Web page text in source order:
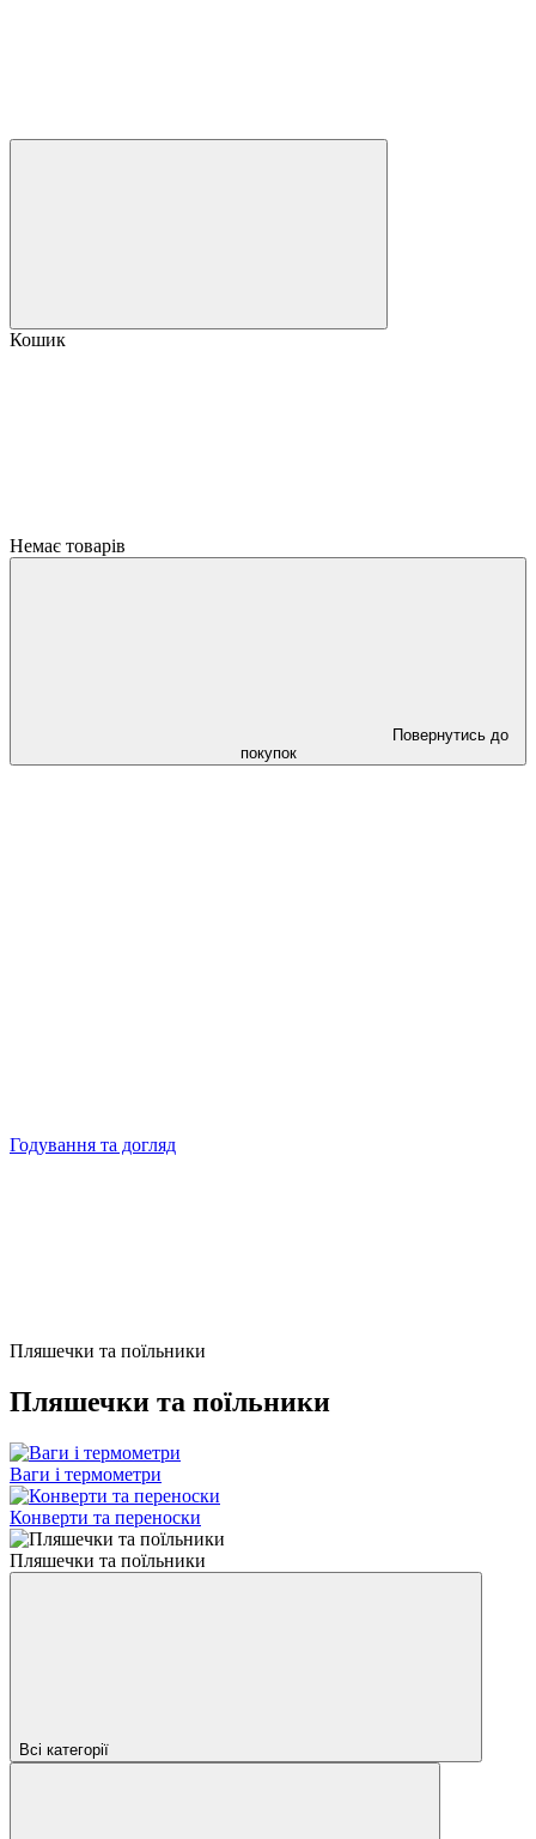
Кошик
Немає товарів
Повернутись до
покупок
Годування та догляд
Пляшечки та поїльники
Пляшечки та поїльники
Ваги і термометри
Конверти та переноски
Пляшечки та поїльники
Всі категорії